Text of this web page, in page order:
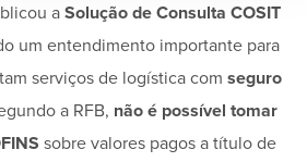
a Solução de Consulta COSIT
um entendimento importante para
serviços de logística com seguro
a RFB, não é possível tomar
sobre valores pagos a título de